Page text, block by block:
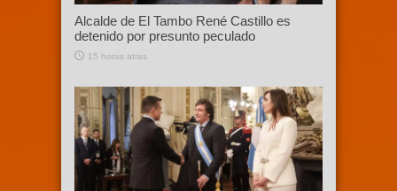
Alcalde de El Tambo René Castillo es
detenido por presunto peculado
15 horas atras